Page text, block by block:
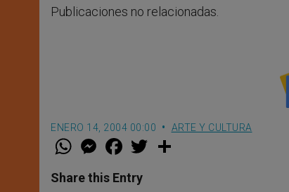
Publicaciones no relacionadas.
ENERO 14, 2004 00:00 ARTE Y CULTURA
W
t
s
M
e
s
e
F
a
e
b
w
Share this Entry